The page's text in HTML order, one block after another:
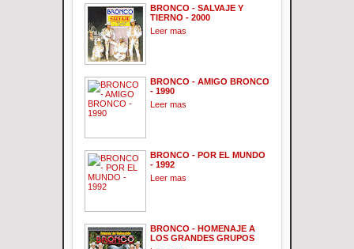
BRONCO - SALVAJE Y
TIERNO - 2000
Leer mas
BRONCO - AMIGO BRONCO
- 1990
Leer mas
BRONCO - POR EL MUNDO
- 1992
Leer mas
BRONCO - HOMENAJE A
LOS GRANDES GRUPOS